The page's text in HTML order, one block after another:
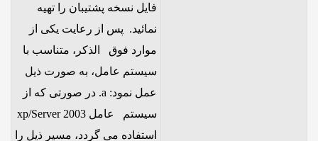
فایل نسخه پشتیبان را تهیه
نمائید. پس از رعایت یکی از
موارد فوق الذکر، متناسب با
سیستم عامل، به صورت ذیل
عمل نمود: a. در صورتی که از
سیستم عامل xp/Server 2003
استفاده می گردد، مسیر ذیل را